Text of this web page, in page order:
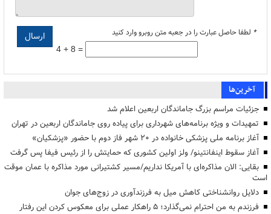
* لطفا حاصل عبارت را در جعبه متن روبرو وارد کنید
4 + 8 =
آخرین‌ها
جزئیات مراسم بزرگ جاماندگان اربعین اعلام شد
تمهیدات و ویژه برنامه‌های شهرداری برای پیاده روی جاماندگان اربعین در تهران
آغاز برنامه ملی پزشکی خانواده در ۲۰ شهر فاز دوم با حضور «پزشکیان»
آغاز سقوط اینفانتینو/ ولز اولین کشوری که حمایتش را از رئیس فیفا پس گرفت
بقایی: الان مذاکره‌ای با آمریکا نداریم/مسیر کشتیرانی مورد مذاکره با عمان موقت
است
دلایل روانشناختی کاهش میل به فرزندآوری در زوج‌های جوان
فرزندم به من احترام نمی‌گذارد؛ ۵ راهکار عملی برای معکوس کردن این رفتار